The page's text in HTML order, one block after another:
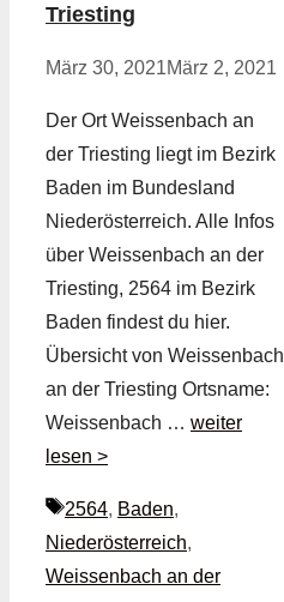
Triesting
März 30, 2021März 2, 2021
Der Ort Weissenbach an
der Triesting liegt im Bezirk
Baden im Bundesland
Niederösterreich. Alle Infos
über Weissenbach an der
Triesting, 2564 im Bezirk
Baden findest du hier.
Übersicht von Weissenbach
an der Triesting Ortsname:
Weissenbach … weiter
lesen >
Schlagwörter
2564, Baden,
Niederösterreich,
Weissenbach an der